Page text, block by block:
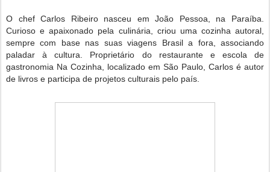
O chef Carlos Ribeiro nasceu em João Pessoa, na Paraíba.
Curioso e apaixonado pela culinária, criou uma cozinha autoral,
sempre com base nas suas viagens Brasil a fora, associando
paladar à cultura. Proprietário do restaurante e escola de
gastronomia Na Cozinha, localizado em São Paulo, Carlos é autor
de livros e participa de projetos culturais pelo país.